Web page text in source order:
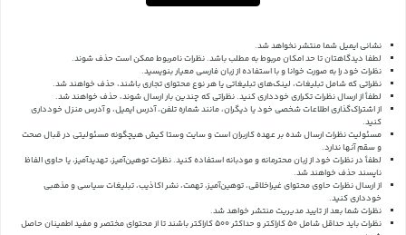
نشانی ایمیل شما منتشر نخواهد شد.
لطفا دیدگاهتان تا حد امکان مربوط به مطلب باشد. نظرات نامربوط ممکن است حذف شوند.
نظرات خود را به صورت خوانا و با استفاده از زبان فارسی معیار بنویسید.
نظراتی که شامل تبلیغات، لینک‌های تبلیغاتی یا هر نوع محتوای تجاری باشند، حذف خواهند شد.
لطفاً از ارسال نظرات تکراری خودداری کنید. نظراتی که چندین بار ارسال شوند، حذف خواهند شد.
از اشتراک‌گذاری اطلاعات شخصی خود یا دیگران، مانند شماره تلفن، آدرس ایمیل، و آدرس منزل خودداری
کنید.
مسئولیت نظرات ارسال شده بر عهده کاربران است و سایت وستا کیش هیچگونه مسئولیتی در قبال صحت
و سقم آنها ندارد.
لطفاً در نظرات خود از زبان محترمانه و مودبانه استفاده کنید. نظرات توهین‌آمیز، تهدیدآمیز، یا حاوی الفاظ
ناپسند حذف خواهند شد.
از ارسال نظرات حاوی محتوای غیراخلاقی، توهین‌آمیز، تهمت، نشر اکاذیب، تبلیغات سیاسی و مذهبی
خودداری کنید.
نظرات شما بعد از تایید مدیریت منتشر خواهد شد.
نظرات باید حداقل شامل 50 کاراکتر و حداکثر 500 کاراکتر باشند تا از محتوای مختصر و مفید اطمینان حاصل